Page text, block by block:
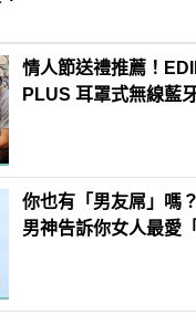
情人節送禮推薦！
PLUS 耳罩式無線藍
你也有「男友屌」嗎
男神告訴你女人最愛